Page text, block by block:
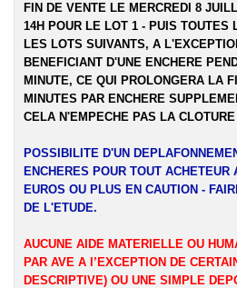
FIN DE VENTE LE MERCREDI 8
14H POUR LE LOT 1 - PUIS TOUTES
LES LOTS SUIVANTS, A
BENEFICIANT D'UNE ENCHERE
MINUTE, CE QUI PROLONGERA LA
MINUTES PAR ENCHERE
CELA N'EMPECHE PAS LA
POSSIBILITE D'UN
ENCHERES POUR TOUT ACHETEUR
EUROS OU PLUS EN CAUTION -
DE L'ETUDE.
AUCUNE AIDE MATERIELLE OU
PAR AVE A l’EXCEPTION DE
DESCRIPTIVE) OU UNE SIMPLE